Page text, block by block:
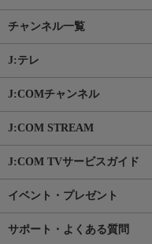
チャンネル一覧
J:テレ
J:COMチャンネル
J:COM STREAM
J:COM TVサービスガイド
イベント・プレゼント
サポート・よくある質問